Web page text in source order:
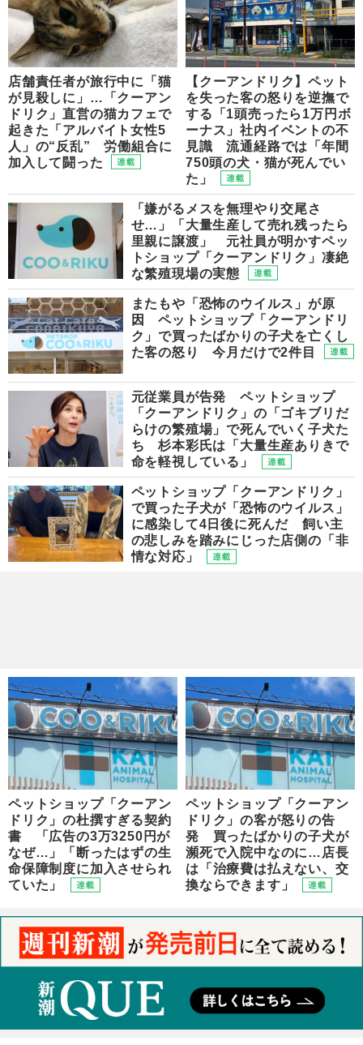
店舗責任者が旅行中に「猫
が見殺しに」…「クーアン
ドリク」直営の猫カフェで
起きた「アルバイト女性5
人」の“反乱” 労働組合に
加入して闘った
【クーアンドリク】ペット
を失った客の怒りを逆撫で
する「1頭売ったら1万円ボ
ーナス」社内イベントの不
見識 流通経路では「年間
750頭の犬・猫が死んでい
た」
「嫌がるメスを無理やり交尾さ
せ…」「大量生産して売れ残ったら
里親に譲渡」 元社員が明かすペッ
トショップ「クーアンドリク」凄絶
な繁殖現場の実態
またもや「恐怖のウイルス」が原
因 ペットショップ「クーアンドリ
ク」で買ったばかりの子犬を亡くし
た客の怒り 今月だけで2件目
元従業員が告発 ペットショップ
「クーアンドリク」の「ゴキブリだ
らけの繁殖場」で死んでいく子犬た
ち 杉本彩氏は「大量生産ありきで
命を軽視している」
ペットショップ「クーアンドリク」
で買った子犬が「恐怖のウイルス」
に感染して4日後に死んだ 飼い主
の悲しみを踏みにじった店側の「非
情な対応」
ペットショップ「クーアン
ドリク」の杜撰すぎる契約
書 「広告の3万3250円が
なぜ…」「断ったはずの生
命保障制度に加入させられ
ていた」
ペットショップ「クーアン
ドリク」の客が怒りの告
発 買ったばかりの子犬が
瀕死で入院中なのに…店長
は「治療費は払えない、交
換ならできます」